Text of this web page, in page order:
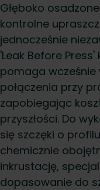
Głęboko
kontrolne
jednocześnie
'Leak Before
pomaga
połączenia przy
zapobiegając
przyszłości. Do
się szczęki o profilu
chemicznie
inkrustację,
dopasowanie do